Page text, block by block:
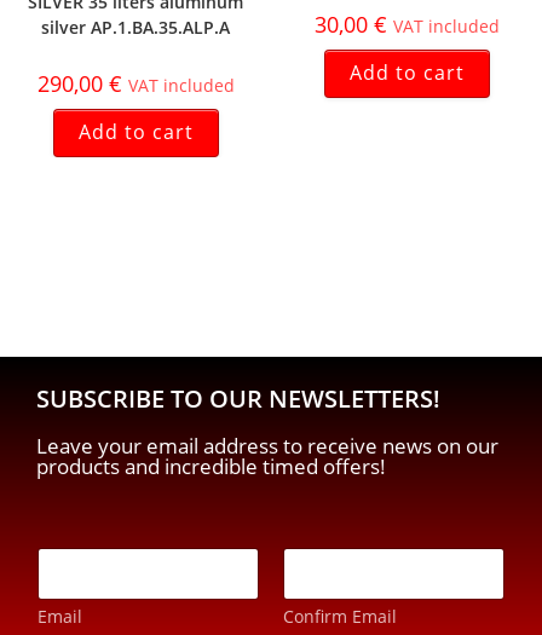
silver AP.1.BA.35.ALP.A
290,00 € VAT included
Add to cart
30,00 € VAT included
Add to cart
SUBSCRIBE TO OUR NEWSLETTERS!
Leave your email address to receive news on our
products and incredible timed offers!
a
E
m
a
Email Confirm Email